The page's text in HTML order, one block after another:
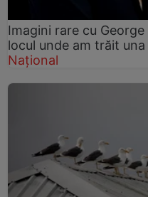
Imagini rare cu
locul unde am trăit
Național